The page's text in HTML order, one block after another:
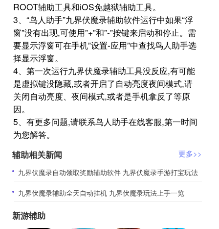
ROOT辅助工具和iOS免越狱辅助工具。
3、“鸟人助手”九界伏魔录辅助软件运行中如果“浮
窗”没有出现,可使用”+”和”-”按键来启动和停止。需
要显示浮窗可在手机”设置-应用”中查找鸟人助手选
择显示浮窗。
4、第一次运行九界伏魔录辅助工具没反应,有可能
是虚拟键没隐藏,或者开启了自动亮度夜间模式,请
关闭自动亮度、夜间模式,或者是手机拿反了等原
因。
5、有更多问题,请联系鸟人助手在线客服,第一时间
为您解答。
辅助相关新闻
更多>>
​九界伏魔录自动领取奖励辅助软件 九界伏魔录手游打宝玩法
​九界伏魔录辅助全天自动挂机 九界伏魔录玩法上手一览
新游辅助